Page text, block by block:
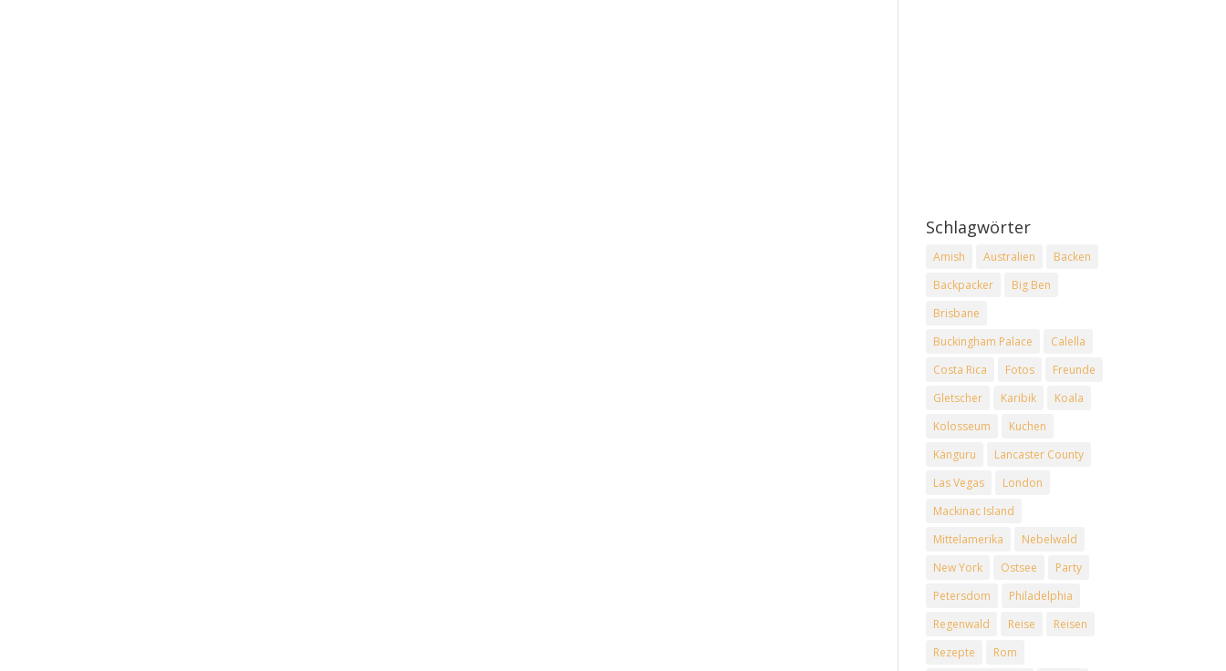
Schlagwörter
Amish Australien
Backen
Backpacker
Big Ben
Brisbane
Buckingham Palace
Calella
Costa Rica
Fotos
Freunde
Gletscher
Karibik
Koala
Kolosseum
Kuchen
Känguru
Lancaster County
Las Vegas
London
Mackinac Island
Mittelamerika
Nebelwald
New York
Ostsee
Party
Petersdom
Philadelphia
Regenwald
Reise
Reisen
Rezepte
Rom